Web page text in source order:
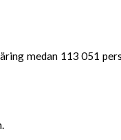
medan 113 051